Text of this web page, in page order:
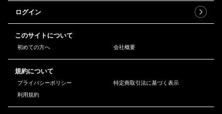
ログイン
このサイトについて
初めての方へ 会社概要
規約について
プライバシーポリシー
特定商取引法に基づく表示
利用規約